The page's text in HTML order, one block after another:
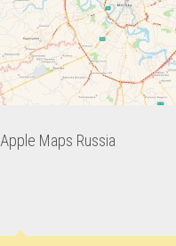
Apple Maps Russia